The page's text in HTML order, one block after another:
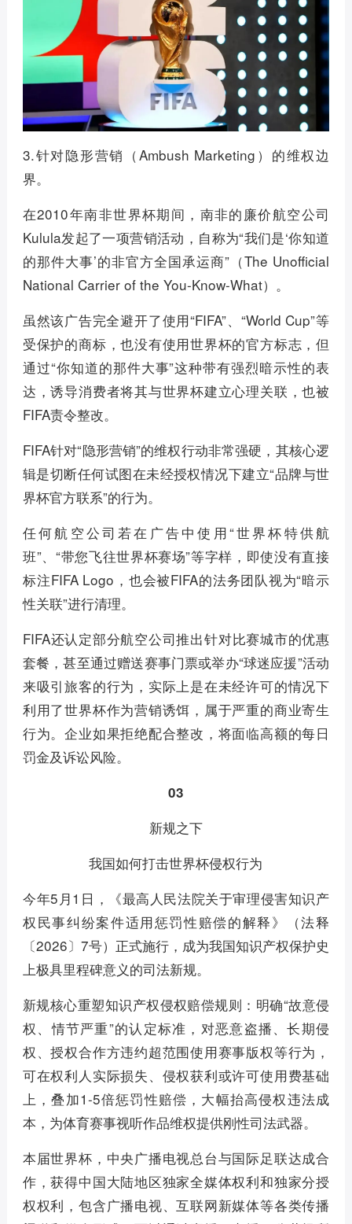
3.针对隐形营销（Ambush Marketing）的维权边
界。
在2010年南非世界杯期间，南非的廉价航空公司
Kulula发起了一项营销活动，自称为“我们是‘你知道
的那件大事’的非官方全国承运商”（The Unofficial
National Carrier of the You-Know-What）。
虽然该广告完全避开了使用“FIFA”、“World Cup”等
受保护的商标，也没有使用世界杯的官方标志，但
通过“你知道的那件大事”这种带有强烈暗示性的表
达，诱导消费者将其与世界杯建立心理关联，也被
FIFA责令整改。
FIFA针对“隐形营销”的维权行动非常强硬，其核心逻
辑是切断任何试图在未经授权情况下建立“品牌与世
界杯官方联系”的行为。
任何航空公司若在广告中使用“世界杯特供航
班”、“带您飞往世界杯赛场”等字样，即使没有直接
标注FIFA Logo，也会被FIFA的法务团队视为“暗示
性关联”进行清理。
FIFA还认定部分航空公司推出针对比赛城市的优惠
套餐，甚至通过赠送赛事门票或举办“球迷应援”活动
来吸引旅客的行为，实际上是在未经许可的情况下
利用了世界杯作为营销诱饵，属于严重的商业寄生
行为。企业如果拒绝配合整改，将面临高额的每日
罚金及诉讼风险。
03
新规之下
我国如何打击世界杯侵权行为
今年5月1日，《最高人民法院关于审理侵害知识产
权民事纠纷案件适用惩罚性赔偿的解释》（法释
〔2026〕7号）正式施行，成为我国知识产权保护史
上极具里程碑意义的司法新规。
新规核心重塑知识产权侵权赔偿规则：明确“故意侵
权、情节严重”的认定标准，对恶意盗播、长期侵
权、授权合作方违约超范围使用赛事版权等行为，
可在权利人实际损失、侵权获利或许可使用费基础
上，叠加1-5倍惩罚性赔偿，大幅抬高侵权违法成
本，为体育赛事视听作品维权提供刚性司法武器。
本届世界杯，中央广播电视总台与国际足联达成合
作，获得中国大陆地区独家全媒体权利和独家分授
权权利，包含广播电视、互联网新媒体等各类传播